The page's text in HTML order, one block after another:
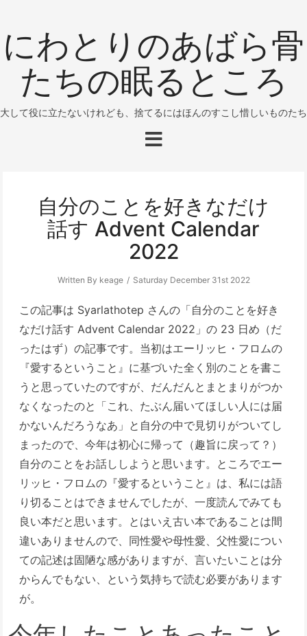
にわとりのあばら骨
たちの眠るところ
大して役に立たないけれども、捨てるにはほんのすこし惜しいものたち
自分のことを好きなだけ
話す Advent Calendar
2022
Written By keage Saturday December 31st 2022
この記事は Syarlathotep さんの「自分のことを好き
なだけ話す Advent Calendar 2022」の 23 日め（だ
ったはず）の記事です。当初はエーリッヒ・フロムの
『愛するということ』に基づいた全く別のことを書こ
うと思っていたのですが、だんだんとまとまりがつか
なくなったのと「これ、たぶん届いてほしい人には届
かないんだろうなあ」と自分の中で見切りがついてし
まったので、今年は初心に帰って（趣旨に戻って？）
自分のことをお話ししようと思います。ところでエー
リッヒ・フロムの『愛するということ』は、私には語
り切ることはできませんでしたが、一度読んでみても
良い本だと思います。とはいえ古い本であることは間
違いありませんので、同性愛や母性愛、父性愛につい
ての記述は固陋な感がありますが、言いたいことは分
からんでもない、という気持ちで読む必要があります
が。